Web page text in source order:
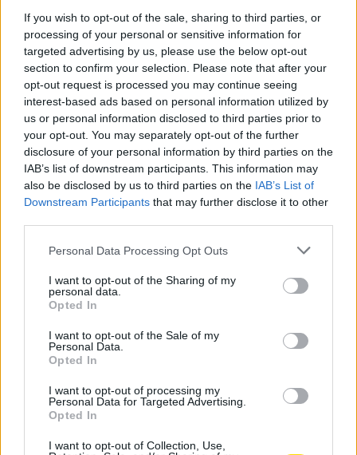
If you wish to opt-out of the sale, sharing to third parties, or
processing of your personal or sensitive information for
targeted advertising by us, please use the below opt-out
section to confirm your selection. Please note that after your
opt-out request is processed you may continue seeing
interest-based ads based on personal information utilized by
us or personal information disclosed to third parties prior to
your opt-out. You may separately opt-out of the further
disclosure of your personal information by third parties on the
IAB’s list of downstream participants. This information may
also be disclosed by us to third parties on the IAB’s List of
Downstream Participants that may further disclose it to other
Personal Data Processing Opt Outs
I want to opt-out of the Sharing of my
personal data.
Opted In
I want to opt-out of the Sale of my
Personal Data.
Opted In
I want to opt-out of processing my
Personal Data for Targeted Advertising.
Opted In
I want to opt-out of Collection, Use,
M-Dancers Academy.
No domingo, 21 de junho, às 11 horas, missa de festa e
bênção das grávidas; às 16 horas, atos religiosos e
procissão em honra de Nossa Senhora do Parto; duas
horas depois, atua o Grupo Etnográfico Santiago da
Cruz.
Por último, na noite de 26 de junho, às 21 horas,
celebra-se oração, seguida de procissão em honra de
Associação de Tocadores e Cantadores ao Desafio
Famalicense.